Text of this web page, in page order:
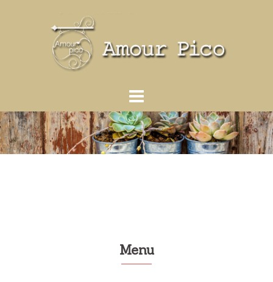
キ
ッ
プ
Menu